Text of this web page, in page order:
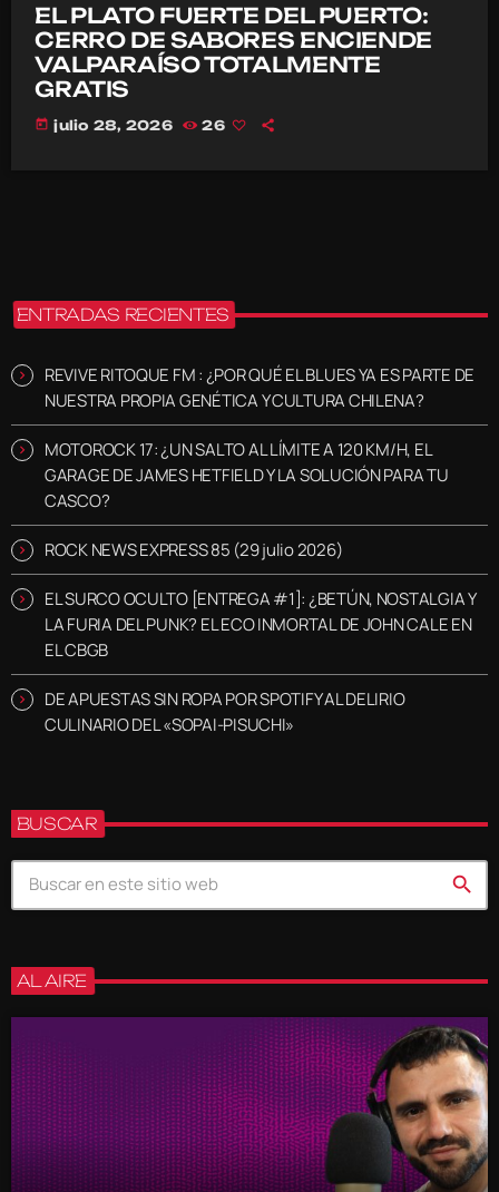
EL PLATO FUERTE DEL PUERTO:
CERRO DE SABORES ENCIENDE
VALPARAÍSO TOTALMENTE
GRATIS
today julio 28, 2026 26
ENTRADAS RECIENTES
REVIVE RITOQUE FM : ¿POR QUÉ EL BLUES YA ES PARTE DE
NUESTRA PROPIA GENÉTICA Y CULTURA CHILENA?
MOTOROCK 17: ¿UN SALTO AL LÍMITE A 120 KM/H, EL
GARAGE DE JAMES HETFIELD Y LA SOLUCIÓN PARA TU
CASCO?
ROCK NEWS EXPRESS 85 (29 julio 2026)
EL SURCO OCULTO [ENTREGA #1]: ¿BETÚN, NOSTALGIA Y
LA FURIA DEL PUNK? EL ECO INMORTAL DE JOHN CALE EN
EL CBGB
DE APUESTAS SIN ROPA POR SPOTIFY AL DELIRIO
CULINARIO DEL «SOPAI-PISUCHI»
BUSCAR
search
AL AIRE